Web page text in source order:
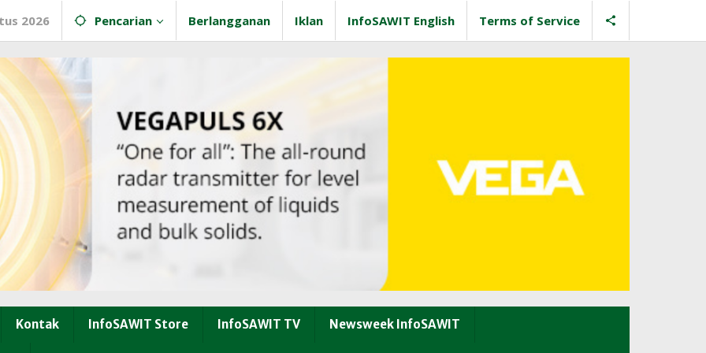
2026 Pencarian Berlangganan Iklan InfoSAWIT English Terms of Service
Kontak InfoSAWIT Store InfoSAWIT TV Newsweek InfoSAWIT